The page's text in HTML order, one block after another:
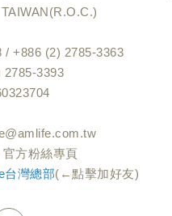
/ +886 (2) 2785-3363
2785-3393
方粉絲專頁
台灣總部(←點擊加好友)